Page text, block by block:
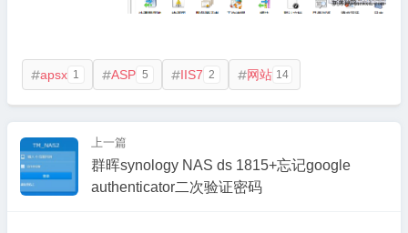
apsx 1 ASP 5 IIS7 2 网站 14
上一篇
群晖synology NAS ds 1815+忘记google
authenticator二次验证密码